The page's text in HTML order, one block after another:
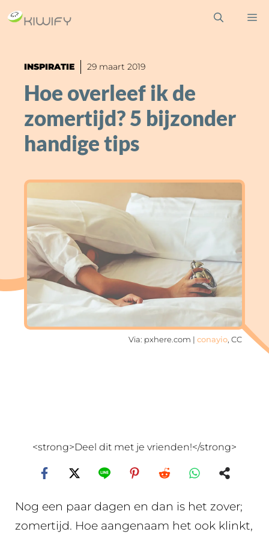
Ga
naar
inhoudINSPIRATIE 29 maart 2019
Hoe overleef ik de
zomertijd? 5 bijzonder
handige tips
Via: pxhere.com | conayio , CC
<strong>Deel dit met je vrienden!</strong>
Nog een paar dagen en dan is het zover;
zomertijd. Hoe aangenaam het ook klinkt,